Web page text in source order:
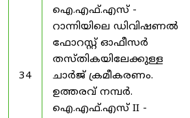
34
ഐ.എഫ്.എസ് -
റാന്നിയിലെ ഡിവിഷണൽ
ഫോറസ്റ്റ് ഓഫീസർ
തസ്തികയിലേക്കുള്ള
ചാർജ് ക്രമീകരണം.
ഉത്തരവ് നമ്പർ.
ഐ.എഫ്.എസ് II -